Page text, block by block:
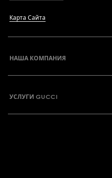
Карта Сайта
НАША КОМПАНИЯ
УСЛУГИ GUCCI